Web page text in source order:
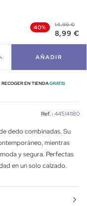
40% 14,99 €
8,99 €
AÑADIR
RECOGER EN TIENDAGRATIS
Ref. : 445141180
dedo combinadas. Su
mientras
y segura. Perfectas
en un solo calzado.